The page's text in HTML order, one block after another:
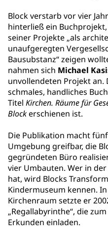
Block verstarb vor vier
hinterließ ein
seiner Projekte „als
unaufgeregten
Bausubstanz“ zeigen
nahmen sich Michael
unvollendeten Projekt an.
schmales, handliches
Titel Kirchen. Räume für
Blockerschienen ist.
Die Publikation macht
Umgebung greifbar, die
gegründeten Büro
vier Umbauten. Wer in
hat, wird Blocks
Kindermuseum kennen.
Kirchenraum setzte er
„Regallabyrinthe“, die
Erkunden einladen.